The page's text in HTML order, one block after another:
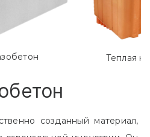
Теплая
созданный материал,